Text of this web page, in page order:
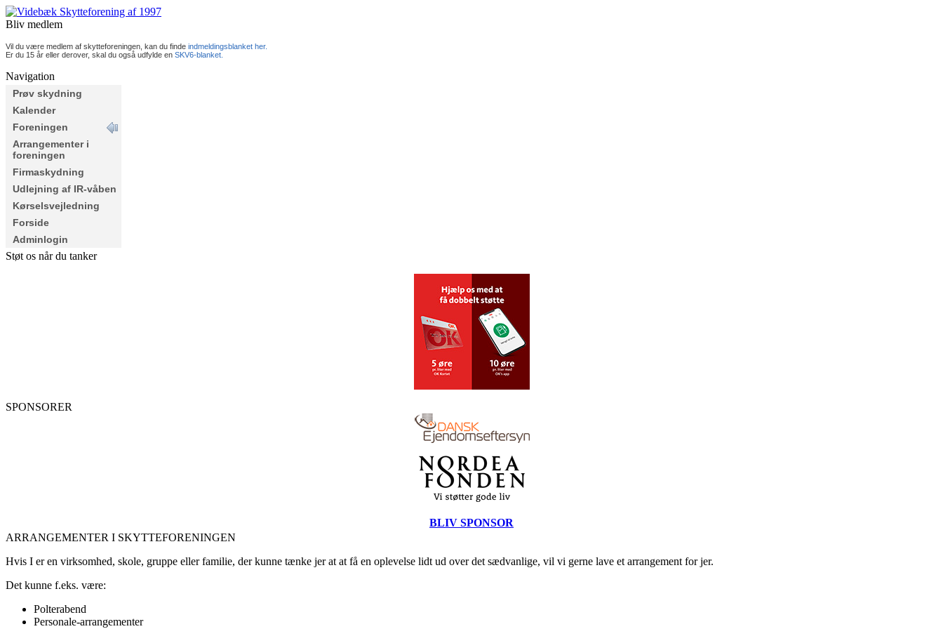
Bliv medlem
Vil du være medlem af skytteforeningen, kan du finde indmeldingsblanket her.
Er du 15 år eller derover, skal du også udfylde en SKV6-blanket.
Navigation
Prøv skydning
Kalender
Foreningen
Arrangementer i
foreningen
Firmaskydning
Udlejning af IR-våben
Kørselsvejledning
Forside
Adminlogin
Støt os når du tanker
SPONSORER
BLIV SPONSOR
ARRANGEMENTER I SKYTTEFORENINGEN
Hvis I er en virksomhed, skole, gruppe eller familie, der kunne tænke jer at at få en oplevelse lidt ud over det sædvanlige, vil vi gerne lave et arrangement for jer.
Det kunne f.eks. være:
Polterabend
Personale-arrangementer